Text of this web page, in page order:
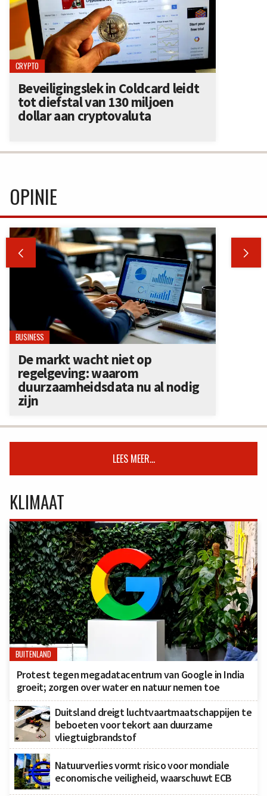
CRYPTO
Beveiligingslek in Coldcard leidt
tot diefstal van 130 miljoen
dollar aan cryptovaluta
OPINIE
 
BUSINESS
De markt wacht niet op
regelgeving: waarom
duurzaamheidsdata nu al nodig
zijn
LEES MEER...
KLIMAAT
BUITENLAND
Protest tegen megadatacentrum van Google in India
groeit; zorgen over water en natuur nemen toe
Duitsland dreigt luchtvaartmaatschappijen te
beboeten voor tekort aan duurzame
vliegtuigbrandstof
Natuurverlies vormt risico voor mondiale
economische veiligheid, waarschuwt ECB